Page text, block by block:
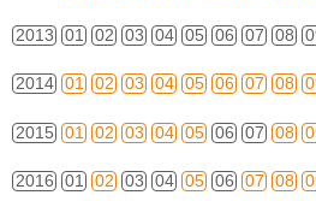
2013 01 02 03 04 05 06 07 08
2014 01 02 03 04 05 06 07 08
2015 01 02 03 04 05 06 07 08
2016 01 02 03 04 05 06 07 08